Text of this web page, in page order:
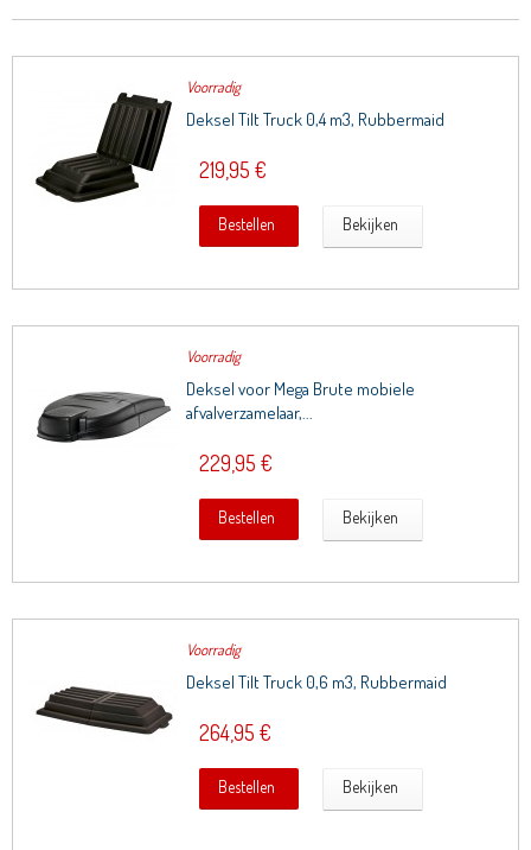
Voorradig
Deksel Tilt Truck 0,4 m3, Rubbermaid
219,95 €
Bestellen Bekijken
Voorradig
Deksel voor Mega Brute mobiele
afvalverzamelaar,...
229,95 €
Bestellen Bekijken
Voorradig
Deksel Tilt Truck 0,6 m3, Rubbermaid
264,95 €
Bestellen Bekijken